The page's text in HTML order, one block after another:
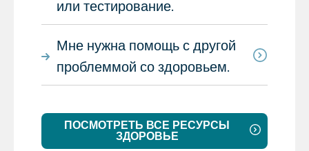
или тестирование.
Мне нужна помощь с другой
проблеммой со здоровьем.
ПОСМОТРЕТЬ ВСЕ РЕСУРСЫ
ЗДОРОВЬЕ